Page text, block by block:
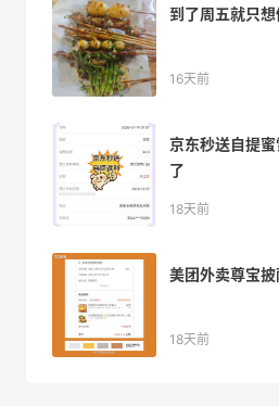
到了周五就只想
16天前
京东秒送自提
了
18天前
美团外卖尊宝
18天前